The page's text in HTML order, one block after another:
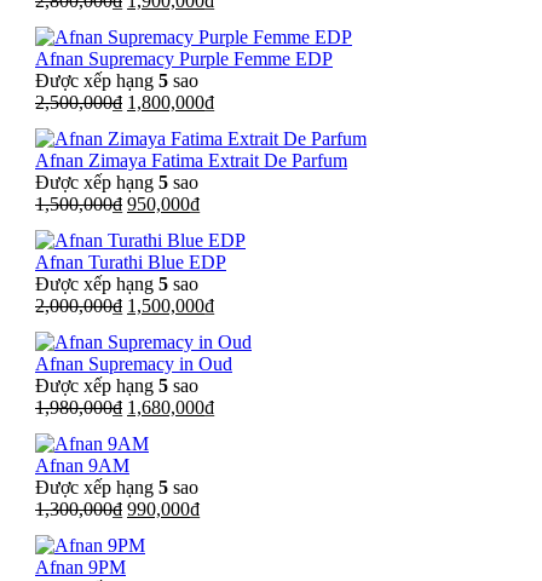
là:
2,800,000₫.
tại
là:
Afnan Supremacy Purple Femme EDP
Được xếp hạng 5 sao
2,500,000₫ Giá
là:
2,500,000₫.
1,800,000₫Giá
tại
là:
Afnan Zimaya Fatima Extrait De Parfum
Được xếp hạng 5 sao
1,500,000₫ Giá
là:
1,500,000₫.
950,000₫Giá
tại
là:
Afnan Turathi Blue EDP
Được xếp hạng 5 sao
2,000,000₫ Giá
là:
2,000,000₫.
1,500,000₫Giá
tại
là:
Afnan Supremacy in Oud
Được xếp hạng 5 sao
1,980,000₫ Giá
là:
1,980,000₫.
1,680,000₫Giá
Afnan 9AM
Được xếp hạng 5 sao
1,300,000₫ Giá
là:
990,000₫Giá
Afnan 9PM